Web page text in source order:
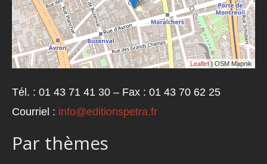
Leaflet | OSM Mapnik
Tél. : 01 43 71 41 30 – Fax : 01 43 70 62 25
Courriel : info@editionspetra.fr
Par thèmes